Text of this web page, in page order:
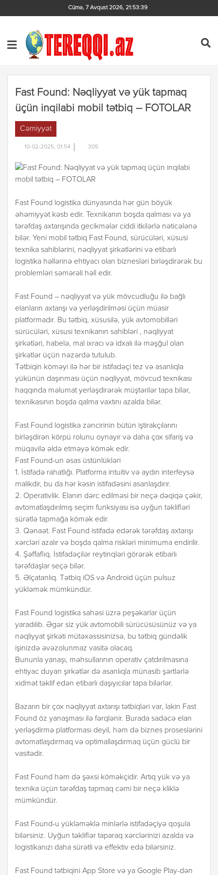
Cümə, 7 Avqust 2026, 21:53:39
Fast Found: Nəqliyyat və yük tapmaq
üçün inqilabi mobil tətbiq – FOTOLAR
Cəmiyyət
10-02-2025, 01:54 305
Fast Found logistika dünyasında hər gün böyük
əhəmiyyət kəsb edir. Texnikanın boşda qalması və ya
tərəfdaş axtarışında gecikmələr ciddi itkilərlə nəticələnə
bilər. Yeni mobil tətbiq Fast Found, sürücüləri, xüsusi
texnika sahiblərini, nəqliyyat şirkətlərini və etibarlı
logistika həllərinə ehtiyacı olan biznesləri birləşdirərək bu
problemləri səmərəli həll edir.
Fast Found – nəqliyyat və yük mövcudluğu ilə bağlı
elanların axtarışı və yerləşdirilməsi üçün müasir
platformadır. Bu tətbiq, xüsusilə, yük avtomobilləri
sürücüləri, xüsusi texnikanın sahibləri , nəqliyyat
şirkətləri, habelə, mal ixracı və idxalı ilə məşğul olan
şirkətlər üçün nəzərdə tutulub.
Tətbiqin köməyi ilə hər bir istifadəçi tez və asanlıqla
yükünün daşınması üçün nəqliyyat, mövcud texnikası
haqqında məlumat yerləşdirərək müştərilər tapa bilər,
texnikasının boşda qalma vaxtını azalda bilər.
Fast Found logistika zəncirinin bütün iştirakçılarını
birləşdirən körpü rolunu oynayır və daha çox sifariş və
müqavilə əldə etməyə kömək edir.
Fast Found-un əsas üstünlükləri
1. İstifadə rahatlığı. Platforma intuitiv və aydın interfeysə
malikdir, bu da hər kəsin istifadəsini asanlaşdırır.
2. Operativlik. Elanın dərc edilməsi bir neçə dəqiqə çəkir,
avtomatlaşdırılmış seçim funksiyası isə uyğun təklifləri
sürətlə tapmağa kömək edir.
3. Qənaət. Fast Found istifadə edərək tərəfdaş axtarışı
xərcləri azalır və boşda qalma riskləri minimuma endirilir.
4. Şəffaflıq. İstifadəçilər reytinqləri görərək etibarlı
tərəfdaşlar seçə bilər.
5. Əlçatanlıq. Tətbiq iOS və Android üçün pulsuz
yükləmək mümkündür.
Fast Found logistika sahəsi üzrə peşəkarlar üçün
yaradılıb. Əgər siz yük avtomobili sürücüsüsünüz və ya
nəqliyyat şirkəti mütəxəssisinizsə, bu tətbiq gündəlik
işinizdə əvəzolunmaz vasitə olacaq.
Bununla yanaşı, məhsullarının operativ çatdırılmasına
ehtiyac duyan şirkətlər də asanlıqla münasib şərtlərlə
xidmət təklif edən etibarlı daşıyıcılar tapa bilərlər.
Bazarın bir çox nəqliyyat axtarışı tətbiqləri var, lakin Fast
Found öz yanaşması ilə fərqlənir. Burada sadəcə elan
yerləşdirmə platforması deyil, həm də biznes proseslərini
avtomatlaşdırmaq və optimallaşdırmaq üçün güclü bir
vasitədir.
Fast Found həm də şəxsi köməkçidir. Artıq yük və ya
texnika üçün tərəfdaş tapmaq cəmi bir neçə kliklə
mümkündür.
Fast Found-u yükləməklə minlərlə istifadəçiyə qoşula
bilərsiniz. Uyğun təkliflər taparaq xərclərinizi azalda və
logistikanızı daha sürətli və effektiv edə bilərsiniz.
Fast Found tətbiqini App Store və ya Google Play-dən